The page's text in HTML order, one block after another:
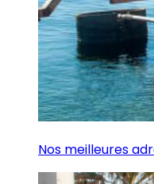
Nos meilleures